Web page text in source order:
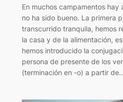
En muchos campamentos hay
no ha sido bueno. La primera
transcurrido tranquila, hemos
la casa y de la alimentación,
hemos introducido la
persona de presente de los
(terminación en -o) a partir